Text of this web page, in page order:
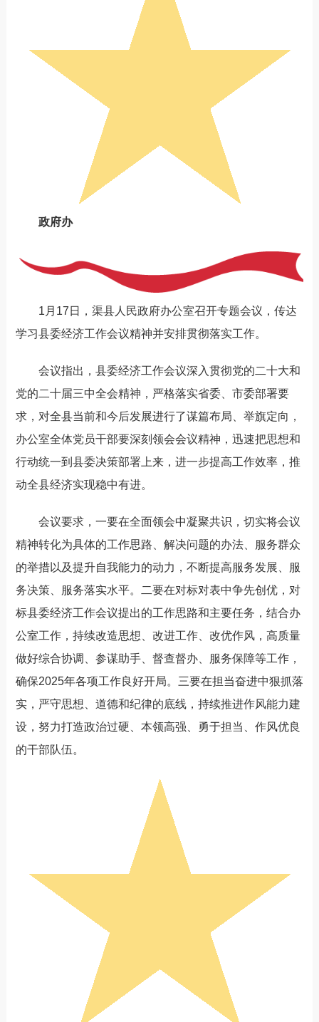
政府办
1月17日，渠县人民政府办公室召开专题会议，传达
学习县委经济工作会议精神并安排贯彻落实工作。
会议指出，县委经济工作会议深入贯彻党的二十大和
党的二十届三中全会精神，严格落实省委、市委部署要
求，对全县当前和今后发展进行了谋篇布局、举旗定向，
办公室全体党员干部要深刻领会会议精神，迅速把思想和
行动统一到县委决策部署上来，进一步提高工作效率，推
动全县经济实现稳中有进。
会议要求，一要在全面领会中凝聚共识，切实将会议
精神转化为具体的工作思路、解决问题的办法、服务群众
的举措以及提升自我能力的动力，不断提高服务发展、服
务决策、服务落实水平。二要在对标对表中争先创优，对
标县委经济工作会议提出的工作思路和主要任务，结合办
公室工作，持续改造思想、改进工作、改优作风，高质量
做好综合协调、参谋助手、督查督办、服务保障等工作，
确保2025年各项工作良好开局。三要在担当奋进中狠抓落
实，严守思想、道德和纪律的底线，持续推进作风能力建
设，努力打造政治过硬、本领高强、勇于担当、作风优良
的干部队伍。